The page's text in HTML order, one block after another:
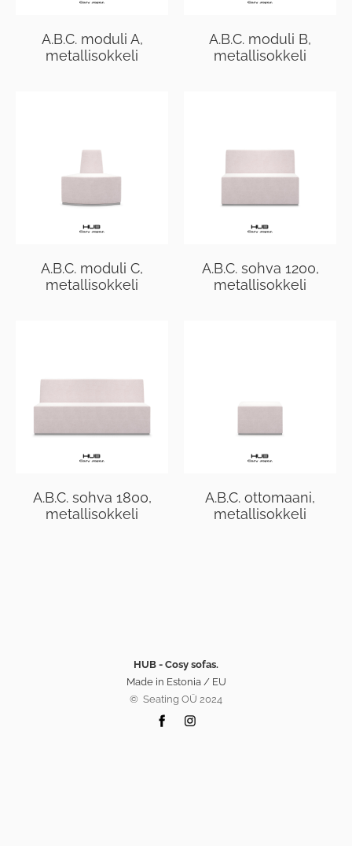
A.B.C. moduli A,
metallisokkeli
A.B.C. moduli B,
metallisokkeli
A.B.C. moduli C,
metallisokkeli
A.B.C. sohva 1200,
metallisokkeli
A.B.C. sohva 1800,
metallisokkeli
A.B.C. ottomaani,
metallisokkeli
HUB - Cosy sofas.
Made in Estonia / EU
©️ Seating OÜ 2024